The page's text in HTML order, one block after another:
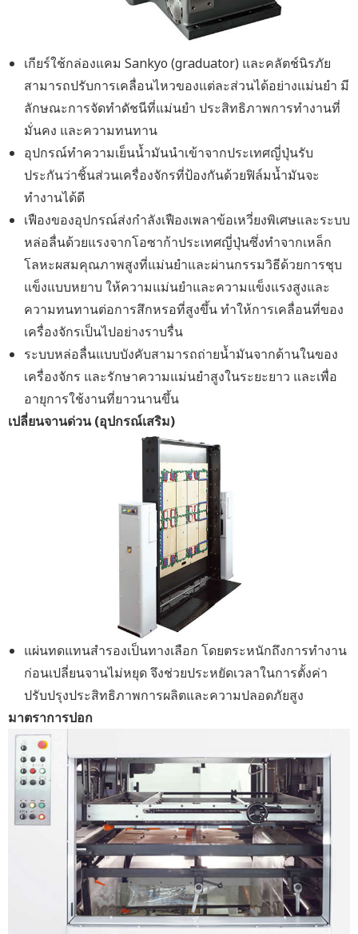
เกียร์ใช้กล่องแคม Sankyo (graduator) และคลัตช์นิรภัย
สามารถปรับการเคลื่อนไหวของแต่ละส่วนได้อย่างแม่นยำ มี
ลักษณะการจัดทำดัชนีที่แม่นยำ ประสิทธิภาพการทำงานที่
มั่นคง และความทนทาน
อุปกรณ์ทำความเย็นน้ำมันนำเข้าจากประเทศญี่ปุ่นรับ
ประกันว่าชิ้นส่วนเครื่องจักรที่ป้องกันด้วยฟิล์มน้ำมันจะ
ทำงานได้ดี
เฟืองของอุปกรณ์ส่งกำลังเฟืองเพลาข้อเหวี่ยงพิเศษและระบบ
หล่อลื่นด้วยแรงจากโอซาก้าประเทศญี่ปุ่นซึ่งทำจากเหล็ก
โลหะผสมคุณภาพสูงที่แม่นยำและผ่านกรรมวิธีด้วยการชุบ
แข็งแบบหยาบ ให้ความแม่นยำและความแข็งแรงสูงและ
ความทนทานต่อการสึกหรอที่สูงขึ้น ทำให้การเคลื่อนที่ของ
เครื่องจักรเป็นไปอย่างราบรื่น
ระบบหล่อลื่นแบบบังคับสามารถถ่ายน้ำมันจากด้านในของ
เครื่องจักร และรักษาความแม่นยำสูงในระยะยาว และเพื่อ
อายุการใช้งานที่ยาวนานขึ้น
เปลี่ยนจานด่วน (อุปกรณ์เสริม)
แผ่นทดแทนสำรองเป็นทางเลือก โดยตระหนักถึงการทำงาน
ก่อนเปลี่ยนจานไม่หยุด จึงช่วยประหยัดเวลาในการตั้งค่า
ปรับปรุงประสิทธิภาพการผลิตและความปลอดภัยสูง
มาตราการปอก